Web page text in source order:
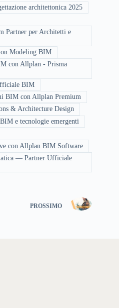
architettonica 2025
Partner per Architetti e
Modeling BIM
con Allplan - Prisma
BIM
BIM con Allplan Premium
& Architecture Design
e tecnologie emergenti
con Allplan BIM Software
— Partner Ufficiale
PROSSIMO